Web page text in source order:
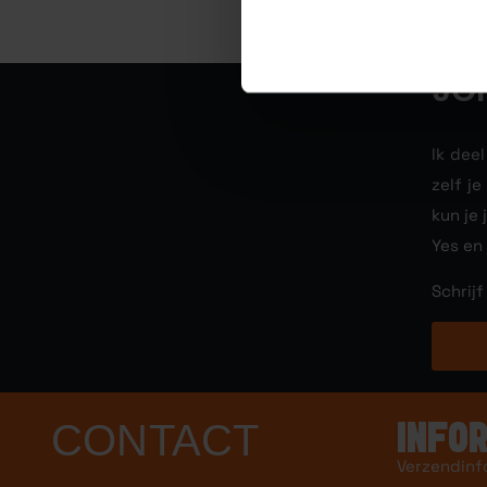
Ik
zelf je
kun je
Yes
Schrijf
CONTACT